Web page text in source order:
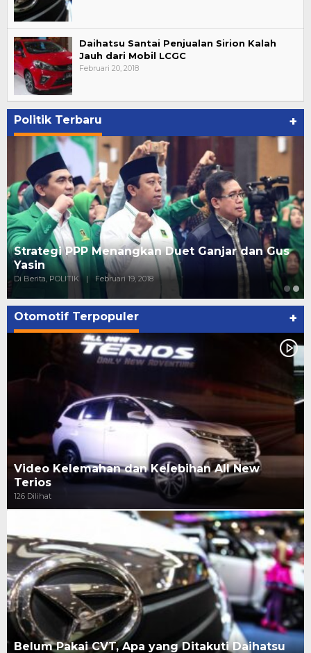
Daihatsu Santai Penjualan Sirion Kalah
Jauh dari Mobil LCGC
Februari 20, 2018
Politik Terbaru +
Strategi PPP Menangkan Duet Ganjar dan Gus
Yasin
Di Berita, POLITIK | Februari 19, 2018
Otomotif Terpopuler +
Video Kelemahan dan Kelebihan All New
Terios
126 Dilihat
Belum Pakai CVT, Apa yang Ditakuti Daihatsu